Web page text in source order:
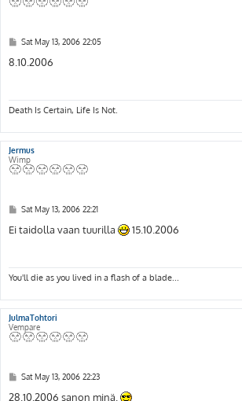
P
s
t
Sat May 13, 2006 22:05
8.10.2006
Death Is Certain, Life Is Not.
Jermus
Wimp
P
s
t
Sat May 13, 2006 22:21
Ei taidolla vaan tuurilla 15.10.2006
You'll die as you lived in a flash of a blade...
JulmaTohtori
Vempare
P
s
Sat May 13, 2006 22:23
28.10.2006 sanon minä.